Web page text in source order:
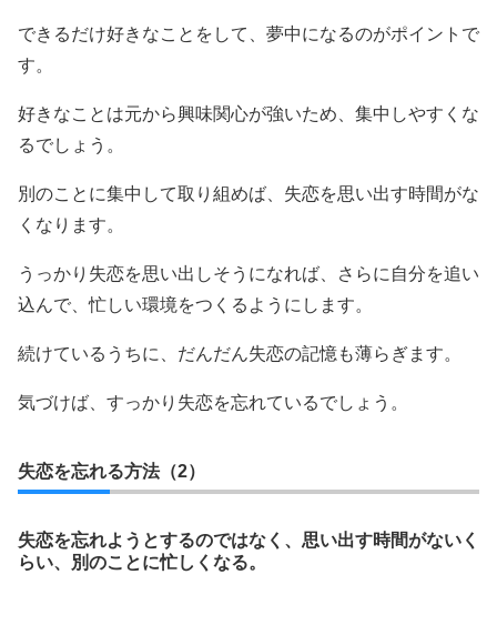
できるだけ好きなことをして、夢中になるのがポイントで
す。
好きなことは元から興味関心が強いため、集中しやすくな
るでしょう。
別のことに集中して取り組めば、失恋を思い出す時間がな
くなります。
うっかり失恋を思い出しそうになれば、さらに自分を追い
込んで、忙しい環境をつくるようにします。
続けているうちに、だんだん失恋の記憶も薄らぎます。
気づけば、すっかり失恋を忘れているでしょう。
失恋を忘れる方法（2）
失恋を忘れようとするのではなく、思い出す時間がないく
らい、別のことに忙しくなる。